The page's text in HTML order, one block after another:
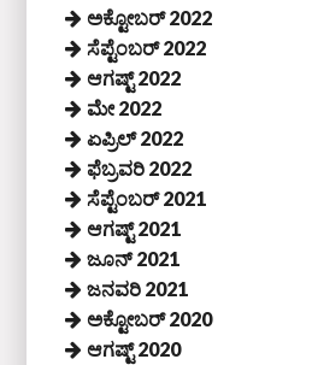
ಅಕ್ಟೋಬರ್ 2022
ಸೆಪ್ಟೆಂಬರ್ 2022
ಆಗಷ್ಟ್ 2022
ಮೇ 2022
ಏಪ್ರಿಲ್ 2022
ಫೆಬ್ರವರಿ 2022
ಸೆಪ್ಟೆಂಬರ್ 2021
ಆಗಷ್ಟ್ 2021
ಜೂನ್ 2021
ಜನವರಿ 2021
ಅಕ್ಟೋಬರ್ 2020
ಆಗಷ್ಟ್ 2020